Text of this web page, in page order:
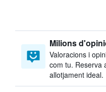
Milions
Valoracions i
com tu. Reserva
allotjament ideal.